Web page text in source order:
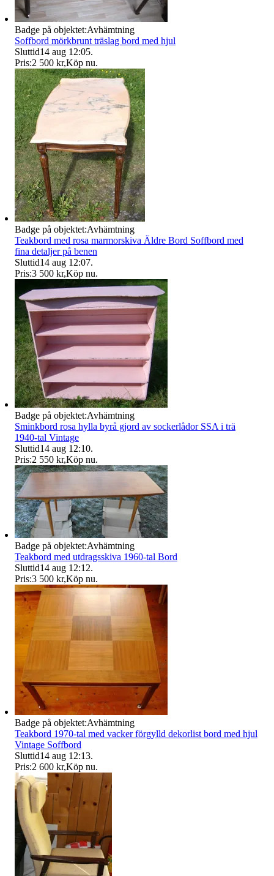
Badge på objektet:Avhämtning
Soffbord mörkbrunt träslag bord med hjul
Sluttid14 aug 12:05.
Pris:2 500 kr,Köp nu.
Badge på objektet:Avhämtning
Teakbord med rosa marmorskiva Äldre Bord Soffbord med
fina detaljer på benen
Sluttid14 aug 12:07.
Pris:3 500 kr,Köp nu.
Badge på objektet:Avhämtning
Sminkbord rosa hylla byrå gjord av sockerlådor SSA i trä
1940-tal Vintage
Sluttid14 aug 12:10.
Pris:2 550 kr,Köp nu.
Badge på objektet:Avhämtning
Teakbord med utdragsskiva 1960-tal Bord
Sluttid14 aug 12:12.
Pris:3 500 kr,Köp nu.
Badge på objektet:Avhämtning
Teakbord 1970-tal med vacker förgylld dekorlist bord med hjul
Vintage Soffbord
Sluttid14 aug 12:13.
Pris:2 600 kr,Köp nu.